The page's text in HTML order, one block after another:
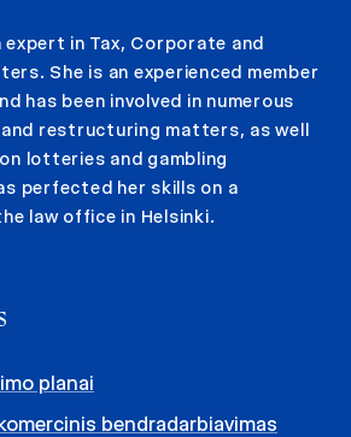
expert in Tax, Corporate and
She is an experienced member
has been involved in numerous
restructuring matters, as well
lotteries and gambling
perfected her skills on a
law office in Helsinki.
planai
bendradarbiavimas